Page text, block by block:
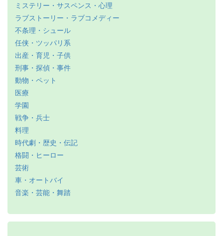
ミステリー・サスペンス・心理
ラブストーリー・ラブコメディー
不条理・シュール
任侠・ツッパリ系
出産・育児・子供
刑事・探偵・事件
動物・ペット
医療
学園
戦争・兵士
料理
時代劇・歴史・伝記
格闘・ヒーロー
芸術
車・オートバイ
音楽・芸能・舞踏